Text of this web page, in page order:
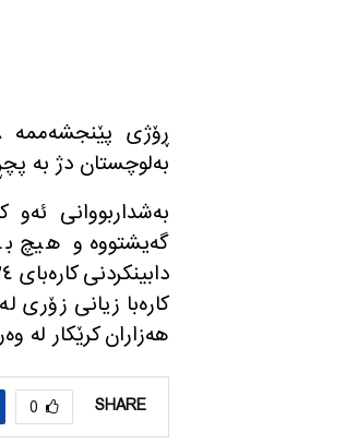
به‌لوچستان دژ به‌
به‌شداربووانی ئه‌و
گه‌یشتووه‌ و هیچ
كاره‌با زیانی زۆری
هه‌زاران كرێكار له‌
SHARE
0